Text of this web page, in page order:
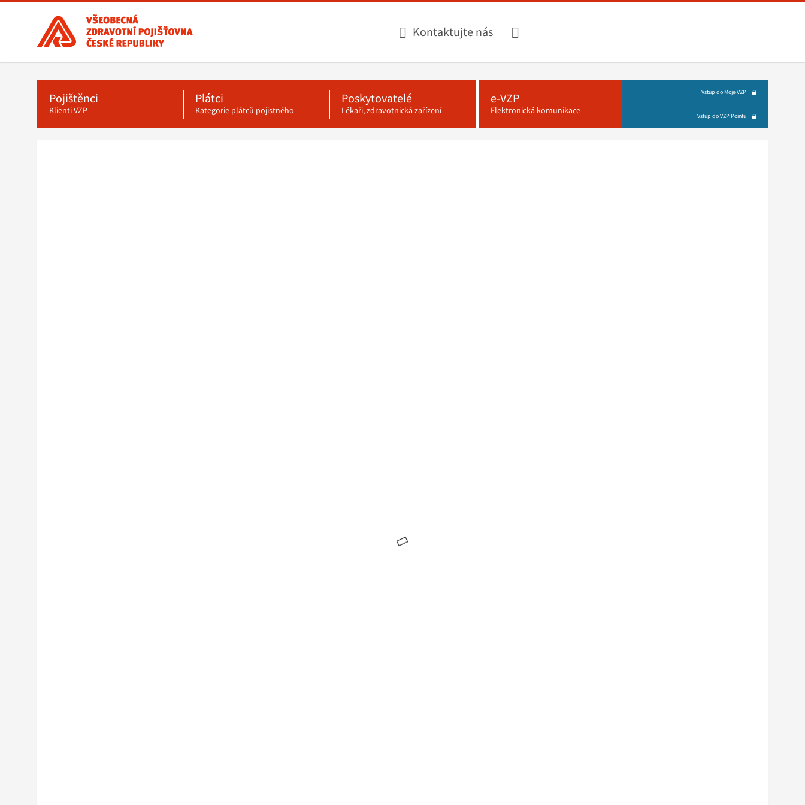
Všeobecná
zdravotní
pojišťovna
ČR,
hlavní
stránka
Kontaktujte nás
Pojištěnci
Klienti VZP
Plátci
Kategorie plátců pojistného
Poskytovatelé
Lékaři, zdravotnická zařízení
e-VZP
Elektronická komunikace
Vstup do Moje VZP
Vstup do VZP Pointu